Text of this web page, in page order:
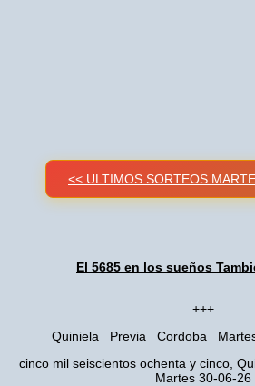
<< ULTIMOS SORTEOS
El 5685 en los sueños
+++
Quiniela Previa Cordoba
cinco mil seiscientos ochenta y cinco,
Martes 30-06-26